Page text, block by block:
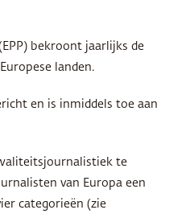
EPP) bekroont jaarlijks de
landen.
en is inmiddels toe aan
te
van Europa een
categorieën (zie